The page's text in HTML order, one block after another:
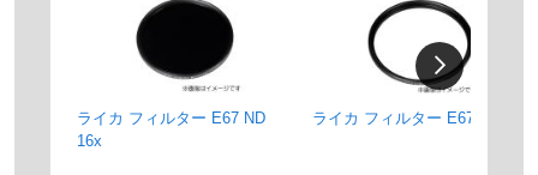
ライカ フィルター E67 ND
16x
ライカ フィルター E67 UVaII